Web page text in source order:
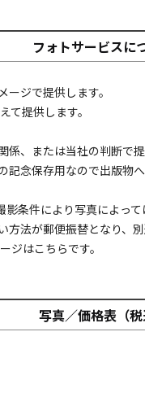
フォトサービスに
ジで提供します。
て提供します。
、または当社の判断で
記念保存用なので出版物
条件により写真によっ
法が郵便振替となり、
ジはこちらです。
写真／価格表（税